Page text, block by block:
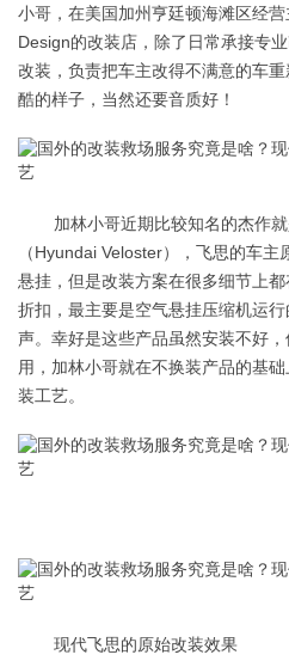
小哥，在美国加州亨廷顿海滩区经
Design的改装店，除了日常承接专
改装，负责把车主改得不满意的车
酷的样子，当然还要音质好！
加林小哥近期比较知名的杰作
（Hyundai Veloster），飞思的车
悬挂，但是改装方案在很多细节上
折扣，最主要是空气悬挂压缩机运
声。幸好是这些产品虽然安装不好
用，加林小哥就在不换装产品的基
装工艺。
现代飞思的原始改装效果